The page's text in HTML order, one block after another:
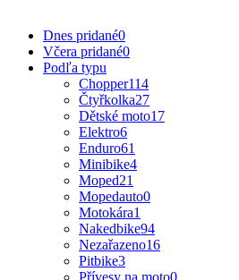
Dnes pridané0
Včera pridané0
Podľa typu
Chopper114
Čtyřkolka27
Dětské moto17
Elektro6
Enduro61
Minibike4
Moped21
Mopedauto0
Motokára1
Nakedbike94
Nezařazeno16
Pitbike3